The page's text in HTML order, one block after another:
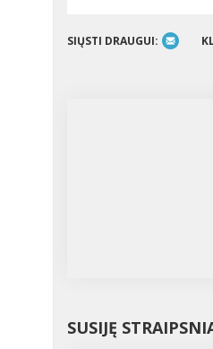
SIŲSTI DRAUGUI:
SUSIJĘ